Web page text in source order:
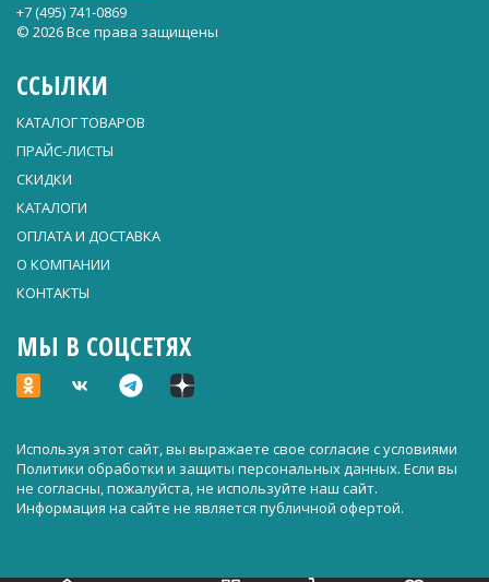
+7 (495) 741-0869
© 2026 Все права защищены
ССЫЛКИ
КАТАЛОГ ТОВАРОВ
ПРАЙС-ЛИСТЫ
СКИДКИ
КАТАЛОГИ
ОПЛАТА И ДОСТАВКА
О КОМПАНИИ
КОНТАКТЫ
МЫ В СОЦСЕТЯХ
Используя этот сайт, вы выражаете свое согласие с условиями
Политики обработки и защиты персональных данных. Если вы
не согласны, пожалуйста, не используйте наш сайт.
Информация на сайте не является публичной офертой.